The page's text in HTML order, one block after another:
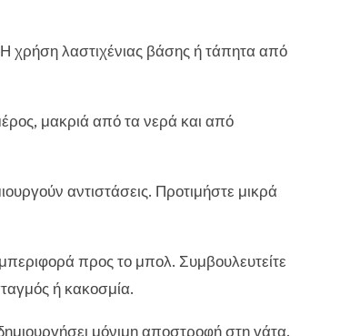
χρήση λαστιχένιας βάσης ή τάπητα από
μακριά από τα νερά και από
αντιστάσεις. Προτιμήστε μικρά
προς το μπολ. Συμβουλευτείτε
ή κακοσμία.
μόνιμη αποστροφή στη γάτα.